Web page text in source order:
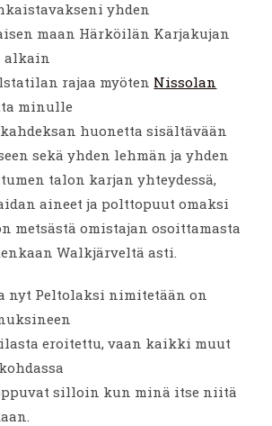
yhden
maan Härköilän Karjakujan
alkain
rajaa myöten Nissolan
minulle
huonetta sisältävään
sekä yhden lehmän ja yhden
talon karjan yhteydessä,
aineet ja polttopuut omaksi
metsästä omistajan osoittamasta
Walkjärveltä asti.
nyt Peltolaksi nimitetään on
eroitettu, vaan kaikki muut
silloin kun minä itse niitä